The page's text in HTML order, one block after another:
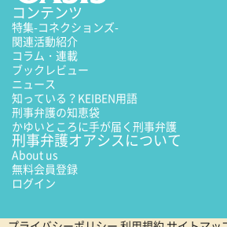
コンテンツ
特集-コネクションズ-
関連活動紹介
コラム・連載
ブックレビュー
ニュース
知っている？KEIBEN用語
刑事弁護の知恵袋
かゆいところに手が届く刑事弁護
刑事弁護オアシスについて
About us
無料会員登録
ログイン